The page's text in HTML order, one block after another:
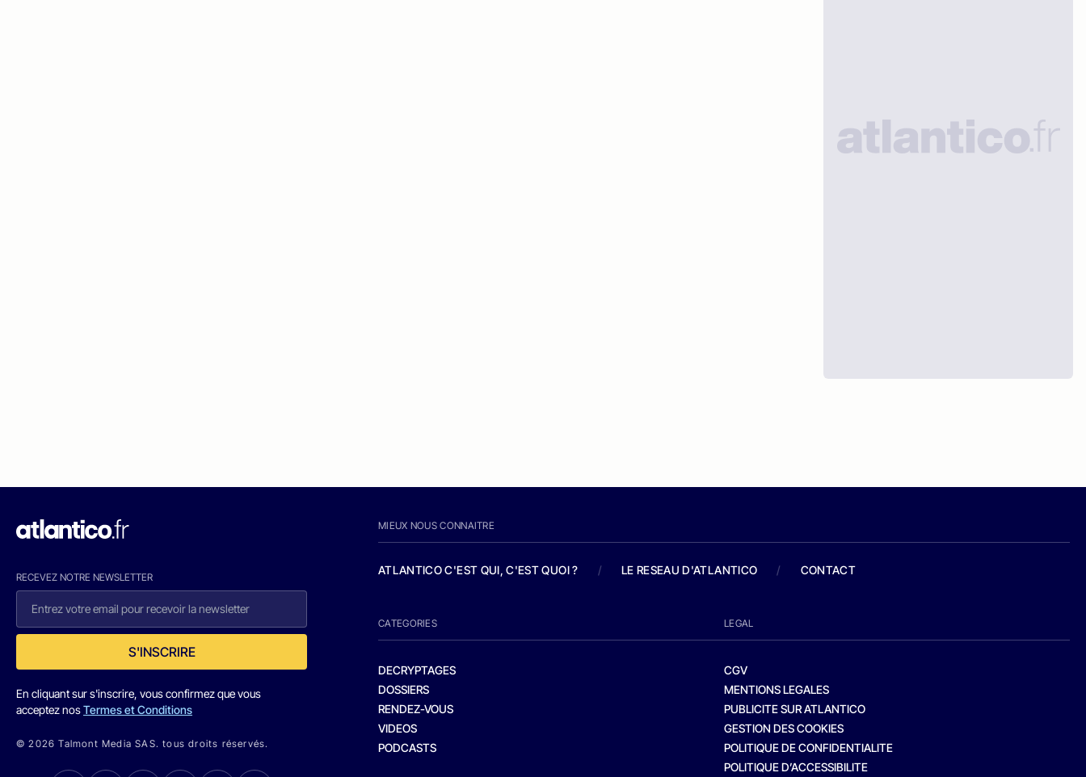
RECEVEZ NOTRE NEWSLETTER
S'INSCRIRE
En cliquant sur s'inscrire, vous confirmez que vous
acceptez nosTermes et Conditions
© 2026 Talmont Media SAS. tous droits réservés.
MIEUX NOUS CONNAITRE
ATLANTICO C'EST QUI, C'EST QUOI ? / LE RESEAU D'ATLANTICO / CONTACT
CATEGORIES
DECRYPTAGES
DOSSIERS
RENDEZ-VOUS
VIDEOS
PODCASTS
LEGAL
CGV
MENTIONS LEGALES
PUBLICITE SUR ATLANTICO
GESTION DES COOKIES
POLITIQUE DE CONFIDENTIALITE
POLITIQUE D’ACCESSIBILITE